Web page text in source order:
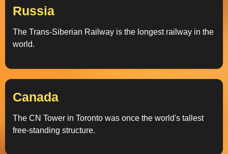
Russia
The Trans-Siberian Railway is the longest railway in the
world.
Canada
The CN Tower in Toronto was once the world's tallest
free-standing structure.
Instagram
Twitter
Support
Contact